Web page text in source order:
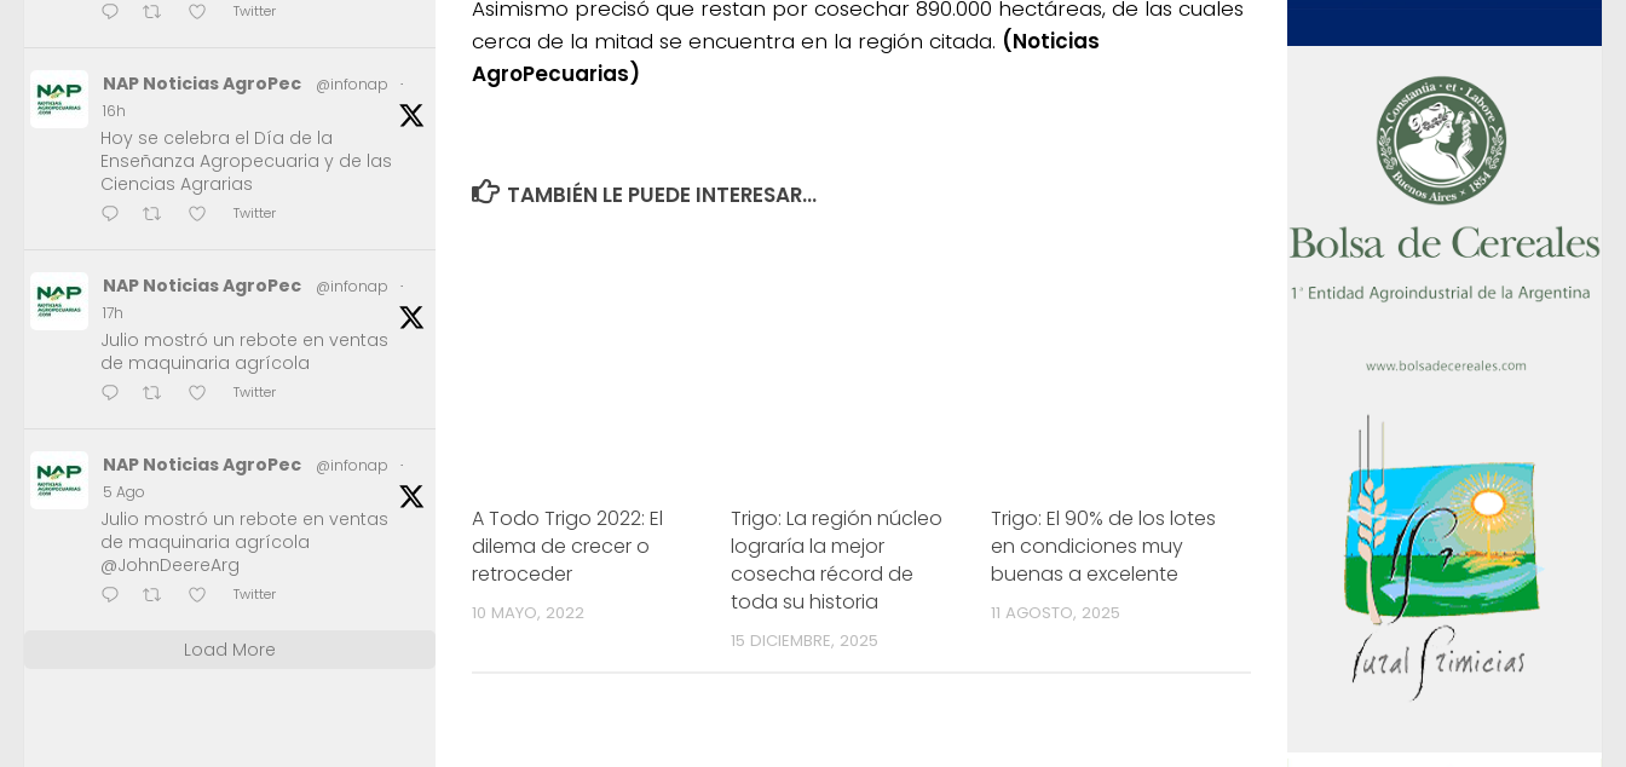
Asimismo precisó que restan por cosechar 890.000 hectáreas, de las cuales
cerca de la mitad se encuentra en la región citada. (Noticias
AgroPecuarias)
TAMBIÉN LE PUEDE INTERESAR...
A Todo Trigo 2022: El
dilema de crecer o
retroceder
10 MAYO, 2022
Trigo: La región núcleo
lograría la mejor
cosecha récord de
toda su historia
15 DICIEMBRE, 2025
Trigo: El 90% de los lotes
en condiciones muy
buenas a excelente
11 AGOSTO, 2025
Twitter
NAP Noticias AgroPec @infonap
·
16h
Hoy se celebra el Día de la
Enseñanza Agropecuaria y de las
Ciencias Agrarias
Twitter
NAP Noticias AgroPec @infonap
·
17h
Julio mostró un rebote en ventas
de maquinaria agrícola
Twitter
NAP Noticias AgroPec @infonap
·
5 Ago
Julio mostró un rebote en ventas
de maquinaria agrícola
@JohnDeereArg
Twitter
Load More